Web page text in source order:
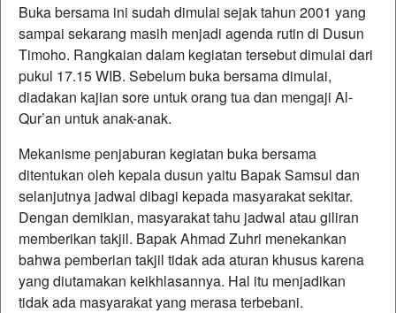
Buka bersama ini sudah dimulai sejak tahun 2001 yang
sampai sekarang masih menjadi agenda rutin di Dusun
Timoho. Rangkaian dalam kegiatan tersebut dimulai dari
pukul 17.15 WIB. Sebelum buka bersama dimulai,
diadakan kajian sore untuk orang tua dan mengaji Al-
Qur’an untuk anak-anak.
Mekanisme penjaburan kegiatan buka bersama
ditentukan oleh kepala dusun yaitu Bapak Samsul dan
selanjutnya jadwal dibagi kepada masyarakat sekitar.
Dengan demikian, masyarakat tahu jadwal atau giliran
memberikan takjil. Bapak Ahmad Zuhri menekankan
bahwa pemberian takjil tidak ada aturan khusus karena
yang diutamakan keikhlasannya. Hal itu menjadikan
tidak ada masyarakat yang merasa terbebani.